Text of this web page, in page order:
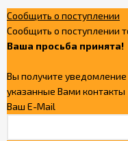
Сообщить о поступлении
Сообщить о поступлении
Ваша просьба принята!
Вы получите
указанные Вами контакты
Ваш E-Mail